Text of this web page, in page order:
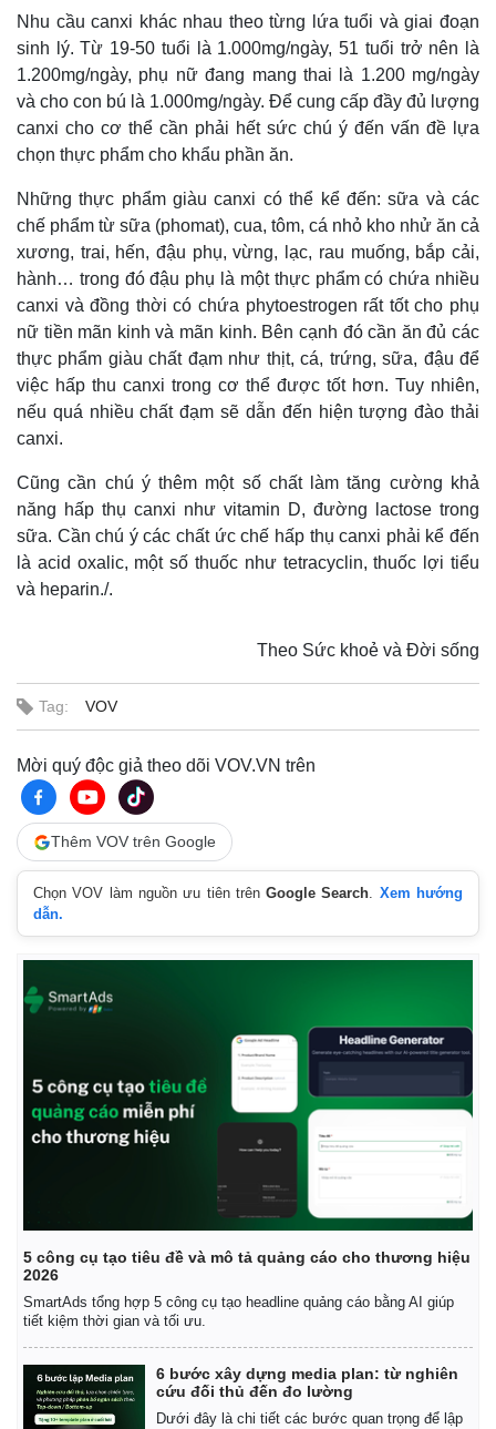
Hồ sơ
E-Magazine
Infographic
Thị trường
Giá vàng
Tiêu dùng
Chứng khoán
Nhu cầu canxi khác nhau theo từng lứa tuổi và giai đoạn
sinh lý. Từ 19-50 tuổi là 1.000mg/ngày, 51 tuổi trở nên là
1.200mg/ngày, phụ nữ đang mang thai là 1.200 mg/ngày
và cho con bú là 1.000mg/ngày. Để cung cấp đầy đủ lượng
canxi cho cơ thể cần phải hết sức chú ý đến vấn đề lựa
chọn thực phẩm cho khẩu phần ăn.
Những thực phẩm giàu canxi có thể kể đến: sữa và các
chế phẩm từ sữa (phomat), cua, tôm, cá nhỏ kho nhử ăn cả
xương, trai, hến, đậu phụ, vừng, lạc, rau muống, bắp cải,
hành… trong đó đậu phụ là một thực phẩm có chứa nhiều
canxi và đồng thời có chứa phytoestrogen rất tốt cho phụ
nữ tiền mãn kinh và mãn kinh. Bên cạnh đó cần ăn đủ các
thực phẩm giàu chất đạm như thịt, cá, trứng, sữa, đậu để
việc hấp thu canxi trong cơ thể được tốt hơn. Tuy nhiên,
nếu quá nhiều chất đạm sẽ dẫn đến hiện tượng đào thải
canxi.
Cũng cần chú ý thêm một số chất làm tăng cường khả
năng hấp thụ canxi như vitamin D, đường lactose trong
sữa. Cần chú ý các chất ức chế hấp thụ canxi phải kể đến
là acid oxalic, một số thuốc như tetracyclin, thuốc lợi tiểu
và heparin./.
Theo Sức khoẻ và Đời sống
Tag: VOV
Mời quý độc giả theo dõi VOV.VN trên
Thêm VOV trên Google
Chọn VOV làm nguồn ưu tiên trênGoogle Search. Xem hướng
dẫn.
5 công cụ tạo tiêu đề và mô tả quảng cáo cho thương hiệu
2026
SmartAds tổng hợp 5 công cụ tạo headline quảng cáo bằng AI giúp
tiết kiệm thời gian và tối ưu.
6 bước xây dựng media plan: từ nghiên
cứu đối thủ đến đo lường
Dưới đây là chi tiết các bước quan trọng để lập